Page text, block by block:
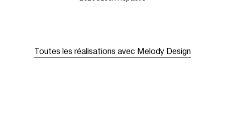
Toutes les réalisations avec Melody Design